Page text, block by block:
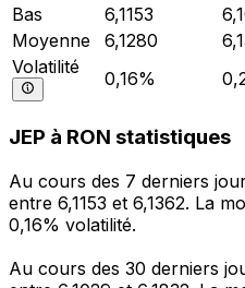
Bas
6,1153
Moyenne
6,1280
Volatilité
0,16%
JEP à RON statistiques
Au cours des 7 derniers
entre 6,1153 et 6,1362. La
0,16% volatilité.
Au cours des 30 derniers